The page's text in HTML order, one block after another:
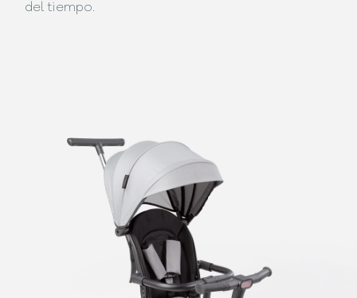
del tiempo.